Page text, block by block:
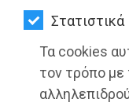
Στατιστικά
Τα cookies
τον τρόπο με
LIFESTYLE
ΤΑΞΙΔΙΑ
ΕΞΟΔΟΣ